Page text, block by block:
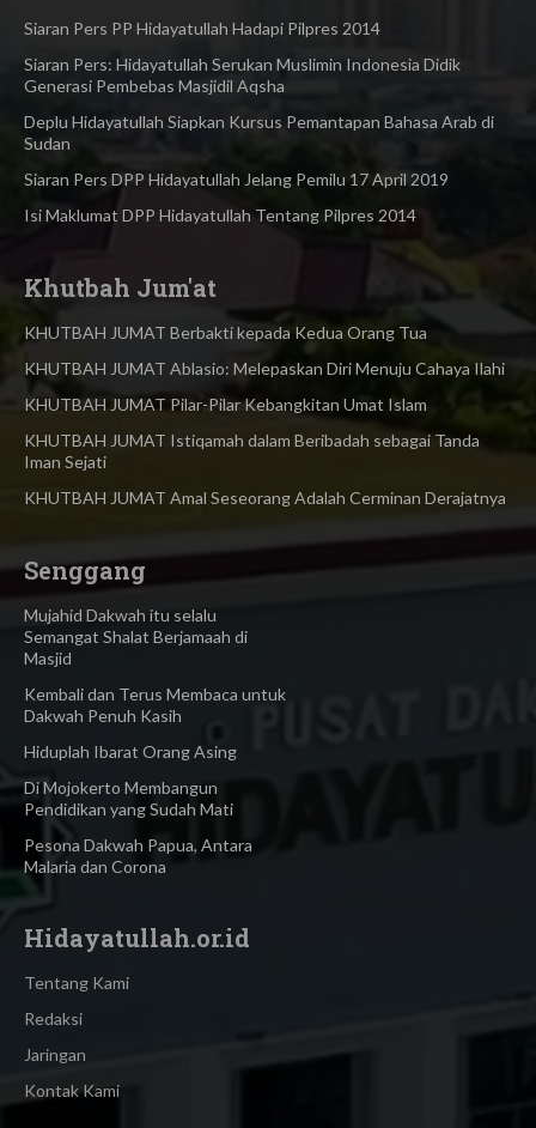
Siaran Pers PP Hidayatullah Hadapi Pilpres 2014
Siaran Pers: Hidayatullah Serukan Muslimin Indonesia Didik
Generasi Pembebas Masjidil Aqsha
Deplu Hidayatullah Siapkan Kursus Pemantapan Bahasa Arab di
Sudan
Siaran Pers DPP Hidayatullah Jelang Pemilu 17 April 2019
Isi Maklumat DPP Hidayatullah Tentang Pilpres 2014
Khutbah Jum'at
KHUTBAH JUMAT Berbakti kepada Kedua Orang Tua
KHUTBAH JUMAT Ablasio: Melepaskan Diri Menuju Cahaya Ilahi
KHUTBAH JUMAT Pilar-Pilar Kebangkitan Umat Islam
KHUTBAH JUMAT Istiqamah dalam Beribadah sebagai Tanda
Iman Sejati
KHUTBAH JUMAT Amal Seseorang Adalah Cerminan Derajatnya
Senggang
Mujahid Dakwah itu selalu
Semangat Shalat Berjamaah di
Masjid
Kembali dan Terus Membaca untuk
Dakwah Penuh Kasih
Hiduplah Ibarat Orang Asing
Di Mojokerto Membangun
Pendidikan yang Sudah Mati
Pesona Dakwah Papua, Antara
Malaria dan Corona
Hidayatullah.or.id
Tentang Kami
Redaksi
Jaringan
Kontak Kami